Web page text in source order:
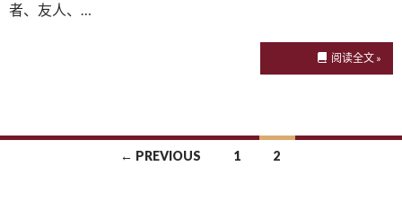
者、友人、…
阅读全文 »
← PREVIOUS 1 2